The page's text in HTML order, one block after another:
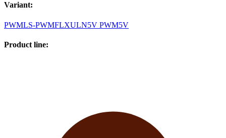
Variant:
PWMLS-PWMFLXULN5V PWM5V
Product line: